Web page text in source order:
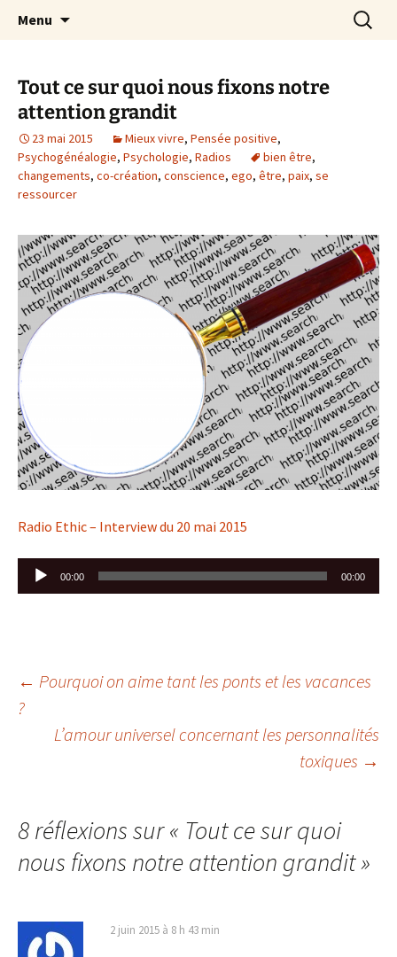
Mon big-bang intérieur
par Chantal Rialland
Menu
Tout ce sur quoi nous fixons notre
attention grandit
23 mai 2015 Mieux vivre, Pensée positive,
Psychogénéalogie, Psychologie, Radios bien être,
changements, co-création, conscience, ego, être, paix, se
ressourcer
Radio Ethic – Interview du 20 mai 2015
Lecteur
audio
00:00 00:00
Navigation
← Pourquoi on aime tant les ponts et les vacances
?
L’amour universel concernant les personnalités
toxiques →
8 réflexions sur « Tout ce sur quoi
nous fixons notre attention grandit»
2 juin 2015 à 8 h 43 min